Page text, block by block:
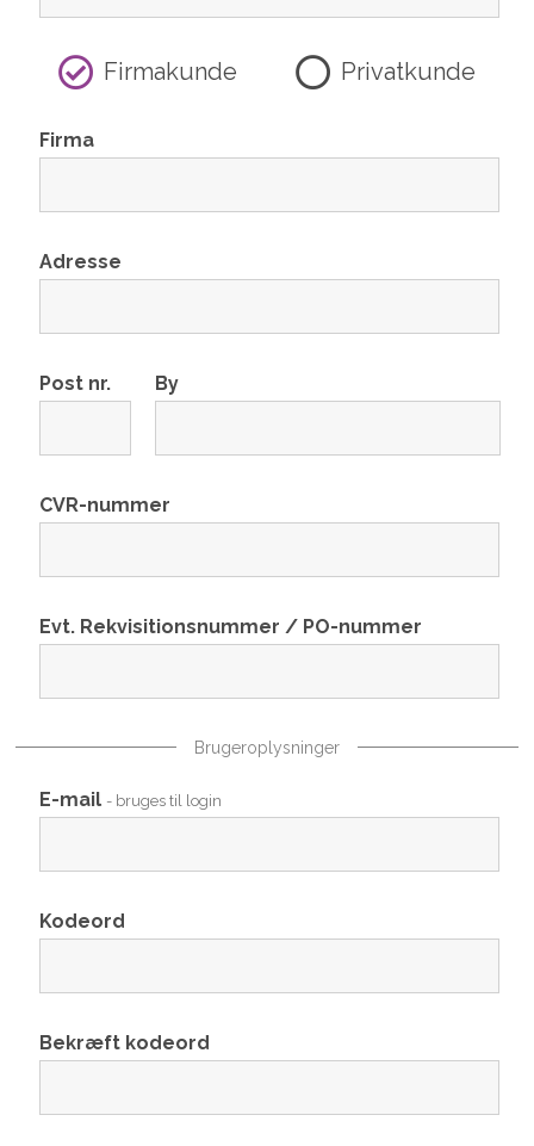
Firmakunde Privatkunde
Firma
Adresse
Post nr. By
CVR-nummer
Evt. Rekvisitionsnummer / PO-nummer
Brugeroplysninger
E-mail - bruges til login
Kodeord
Bekræft kodeord